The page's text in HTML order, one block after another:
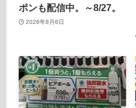
ポンも配信中。～8/27。
2026年8月6日